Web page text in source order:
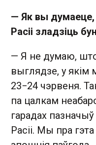
— Як вы
Расіі зладзіць
— Я не думаю, што
выглядзе, у якім
23−24 чэрвеня.
па цалкам
гарадах
Расіі. Мы пра